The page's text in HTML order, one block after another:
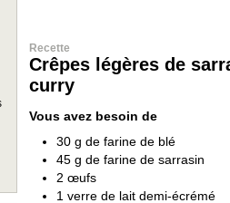
Recette
Crêpes légères de
curry
Vous avez besoin de
30 g de farine de blé
45 g de farine de sarrasin
2 œufs
1 verre de lait demi-écrémé